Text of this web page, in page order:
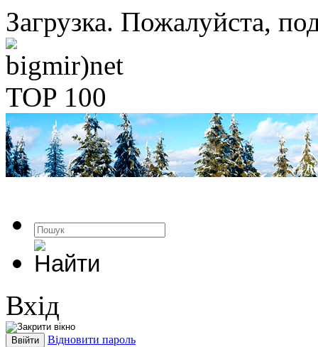
Загрузка. Пожалуйста,
Вхід
Відновити пароль